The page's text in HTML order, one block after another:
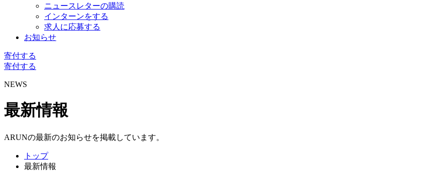
ニュースレターの購読
インターンをする
求人に応募する
お知らせ
寄付する
寄付する
NEWS
最新情報
ARUNの最新のお知らせを掲載しています。
トップ
最新情報